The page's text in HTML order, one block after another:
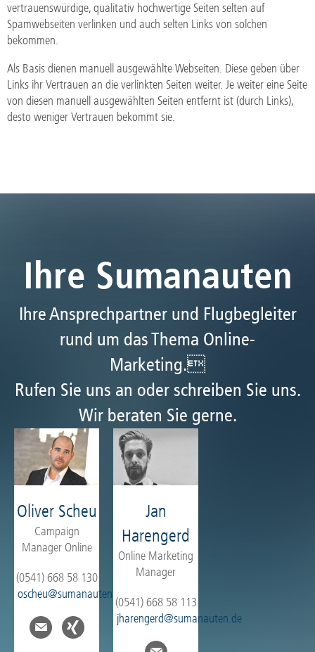
vertrauenswürdige, qualitativ hochwertige Seiten selten auf
Spamwebseiten verlinken und auch selten Links von solchen
bekommen.
Als Basis dienen manuell ausgewählte Webseiten. Diese geben über
Links ihr Vertrauen an die verlinkten Seiten weiter. Je weiter eine Seite
von diesen manuell ausgewählten Seiten entfernt ist (durch Links),
desto weniger Vertrauen bekommt sie.
Ihre Sumanauten
Ihre Ansprechpartner und Flugbegleiter
rund um das Thema Online-
Marketing.
Rufen Sie uns an oder schreiben Sie uns.
Wir beraten Sie gerne.
Oliver Scheu
Campaign
Manager Online
(0541) 668 58 130
oscheu@sumanauten.de
Jan
Harengerd
Online Marketing
Manager
(0541) 668 58 113
jharengerd@sumanauten.de